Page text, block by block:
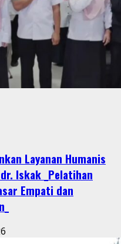
Layanan Humanis
Iskak _Pelatihan
Empati dan